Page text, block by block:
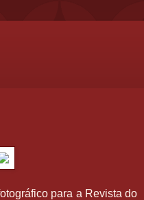
para a Revista do